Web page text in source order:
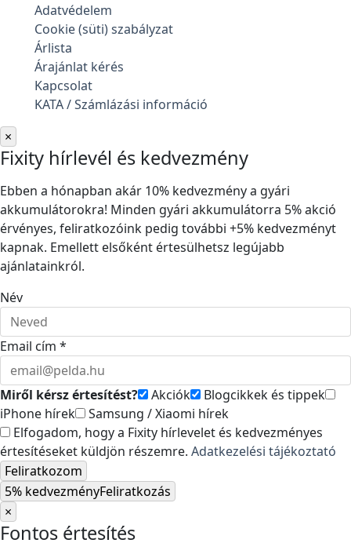
Adatvédelem
Cookie (süti) szabályzat
Árlista
Árajánlat kérés
Kapcsolat
KATA / Számlázási információ
×
Fixity hírlevél és kedvezmény
Ebben a hónapban akár 10% kedvezmény a gyári
akkumulátorokra! Minden gyári akkumulátorra 5% akció
érvényes, feliratkozóink pedig további +5% kedvezményt
kapnak. Emellett elsőként értesülhetsz legújabb
ajánlatainkról.
Név
Email cím *
Miről kérsz értesítést? Akciók
Blogcikkek és tippek
iPhone hírek
Samsung / Xiaomi hírek
Elfogadom, hogy a Fixity hírlevelet és kedvezményes
értesítéseket küldjön részemre. Adatkezelési tájékoztató
Feliratkozom
5% kedvezményFeliratkozás
×
Fontos értesítés